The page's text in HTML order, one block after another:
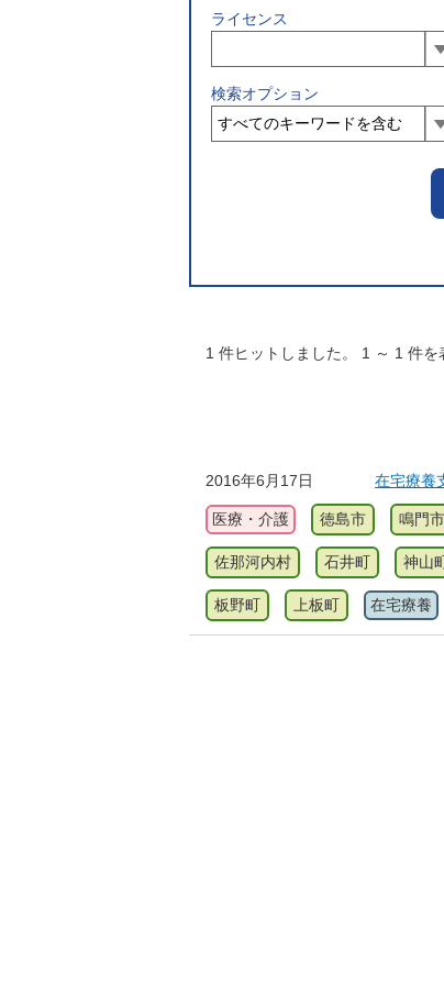
ライセンス
検索オプション
1 件ヒットしました。 1 ～ 1 件を
2016年6月17日 在宅療養
医療・介護 徳島市 鳴門市
佐那河内村 石井町 神山
板野町 上板町 在宅療養